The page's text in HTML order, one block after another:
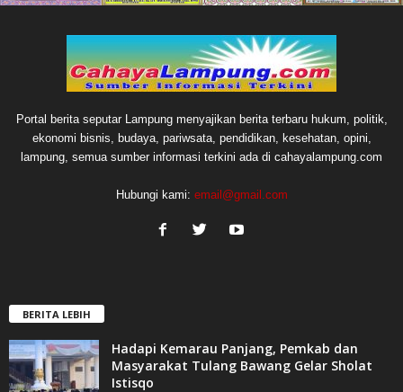
Portal berita seputar Lampung menyajikan berita terbaru hukum, politik,
ekonomi bisnis, budaya, pariwsata, pendidikan, kesehatan, opini,
lampung, semua sumber informasi terkini ada di cahayalampung.com
Hubungi kami: email@gmail.com
BERITA LEBIH
Hadapi Kemarau Panjang, Pemkab dan
Masyarakat Tulang Bawang Gelar Sholat
Istisqo